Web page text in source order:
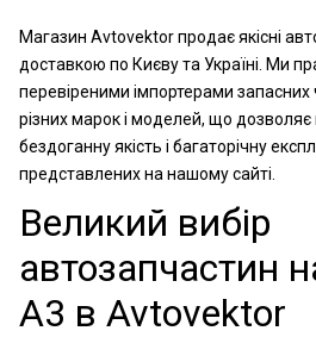
Магазин Avtovektor продає якісні
доставкою по Києву та Україні. Ми
перевіреними імпортерами запасних
різних марок і моделей, що
бездоганну якість і багаторічну
представлених на нашому сайті.
Великий вибір
автозапчастин
A3 в Avtovektor